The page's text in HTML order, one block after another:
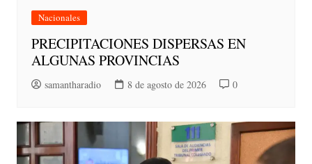
Nacionales
PRECIPITACIONES DISPERSAS EN
ALGUNAS PROVINCIAS
samantharadio 8 de agosto de 2026 0